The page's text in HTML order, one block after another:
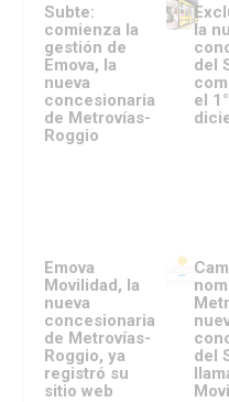
Subte:
comienza la
gestión de
Emova, la
nueva
concesionaria
de Metrovías-
Roggio
la
del
el
Emova
Movilidad, la
nueva
concesionaria
de Metrovías-
Roggio, ya
registró su
sitio web
del